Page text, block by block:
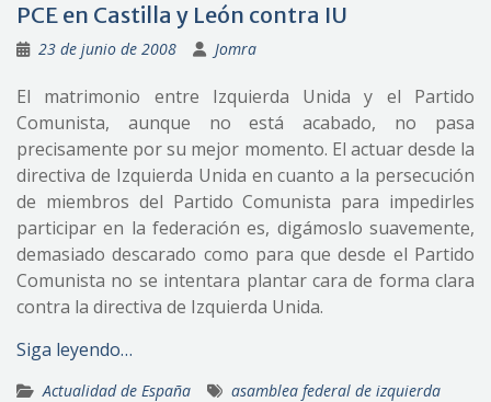
PCE en Castilla y León contra IU
23 de junio de 2008 Jomra
El matrimonio entre Izquierda Unida y el Partido
Comunista, aunque no está acabado, no pasa
precisamente por su mejor momento. El actuar desde la
directiva de Izquierda Unida en cuanto a la persecución
de miembros del Partido Comunista para impedirles
participar en la federación es, digámoslo suavemente,
demasiado descarado como para que desde el Partido
Comunista no se intentara plantar cara de forma clara
contra la directiva de Izquierda Unida.
Siga leyendo…
Actualidad de España
asamblea federal de izquierda